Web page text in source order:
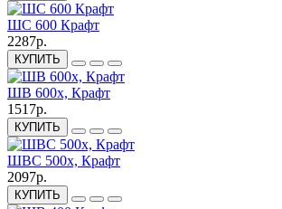
ШС 600 Крафт
2287р.
КУПИТЬ
ШВ 600х, Крафт
1517р.
КУПИТЬ
ШВС 500х, Крафт
2097р.
КУПИТЬ